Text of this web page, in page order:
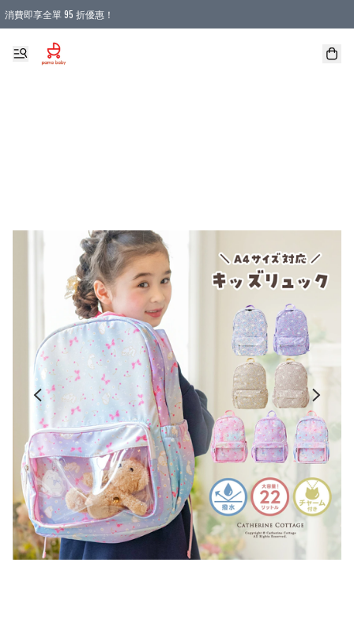
消費即享全單 95 折優惠！
購物滿 HKD 900.00即享免運費優惠！（適用於 本地送貨、本地取貨 )